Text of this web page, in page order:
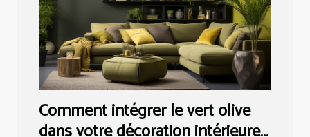
Comment intégrer le vert olive